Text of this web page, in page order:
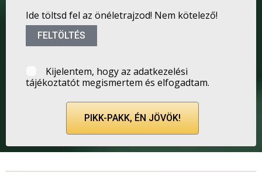
Ide töltsd fel az önéletrajzod! Nem kötelező!
FELTÖLTÉS
Kijelentem, hogy az adatkezelési
tájékoztatót megismertem és elfogadtam.
PIKK-PAKK, ÉN JÖVÖK!